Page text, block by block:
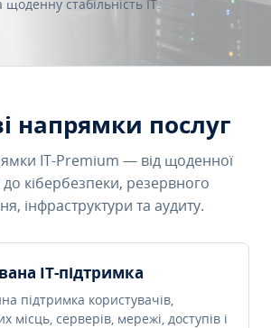
щоденну стабільність IT.
напрямки послуг
IT-Premium — від щоденної
кібербезпеки, резервного
інфраструктури та аудиту.
IT-підтримка
підтримка користувачів,
місць, серверів, мережі, доступів і